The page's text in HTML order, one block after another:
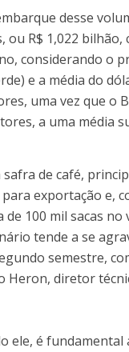
desse
ou R$ 1,022
considerando o
e a média do
uma vez que o
a uma média
safra de café,
exportação e,
de 100 mil sacas
tende a se
semestre,
Heron, diretor
ele, é